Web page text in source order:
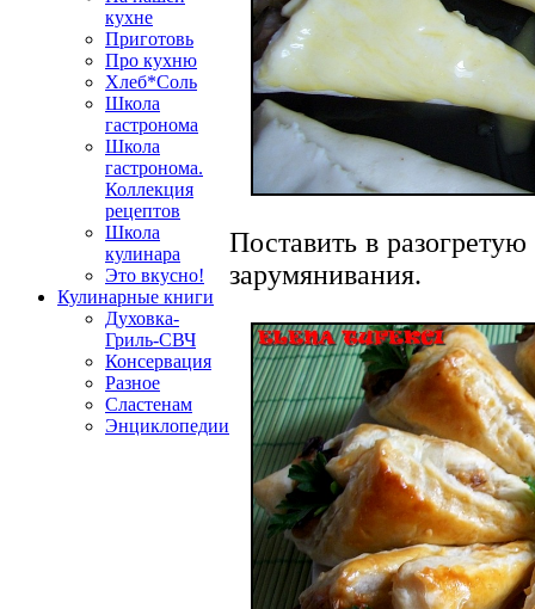
кухне
Приготовь
Про кухню
Хлеб*Соль
Школа
гастронома
Школа
гастронома.
Коллекция
рецептов
Школа
кулинара
Это вкусно!
Кулинарные книги
Духовка-
Гриль-СВЧ
Консервация
Разное
Сластенам
Энциклопедии
Поставить в
зарумянивания.